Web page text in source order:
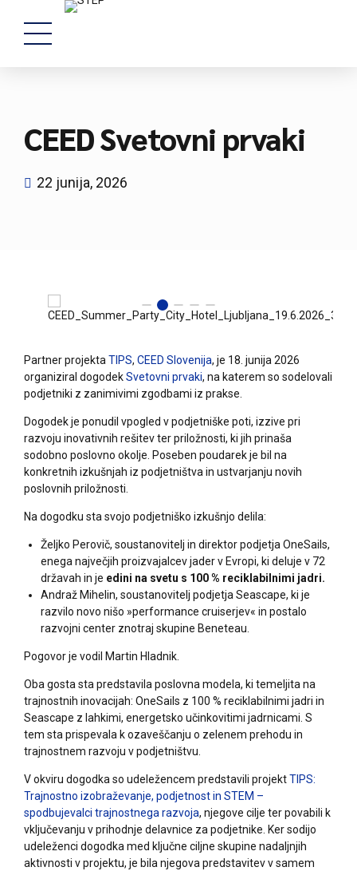
CEED Svetovni prvaki
22 junija, 2026
Partner projektaTIPS, CEED Slovenija, je 18. junija 2026
organiziral dogodekSvetovni prvaki, na katerem so sodelovali
podjetniki z zanimivimi zgodbami iz prakse.
Dogodek je ponudil vpogled v podjetniške poti, izzive pri
razvoju inovativnih rešitev ter priložnosti, ki jih prinaša
sodobno poslovno okolje. Poseben poudarek je bil na
konkretnih izkušnjah iz podjetništva in ustvarjanju novih
poslovnih priložnosti.
Na dogodku sta svojo podjetniško izkušnjo delila:
Željko Perovič, soustanovitelj in direktor podjetjaOneSails,
enega največjih proizvajalcev jader v Evropi, ki deluje v 72
državah in je edini na svetu s 100 % reciklabilnimi jadri.
Andraž Mihelin, soustanovitelj podjetjaSeascape, ki je
razvilo novo nišo »performance cruiserjev« in postalo
razvojni center znotraj skupine Beneteau.
Pogovor je vodil Martin Hladnik.
Oba gosta sta predstavila poslovna modela, ki temeljita na
trajnostnih inovacijah: OneSails z 100 % reciklabilnimi jadri in
Seascape z lahkimi, energetsko učinkovitimi jadrnicami. S
tem sta prispevala k ozaveščanju o zelenem prehodu in
trajnostnem razvoju v podjetništvu.
V okviru dogodka so udeležencem predstavili projektTIPS:
Trajnostno izobraževanje, podjetnost in STEM –
spodbujevalci trajnostnega razvoja, njegove cilje ter povabili k
vključevanju v prihodnje delavnice za podjetnike. Ker sodijo
udeleženci dogodka med ključne ciljne skupine nadaljnjih
aktivnosti v projektu, je bila njegova predstavitev v samem